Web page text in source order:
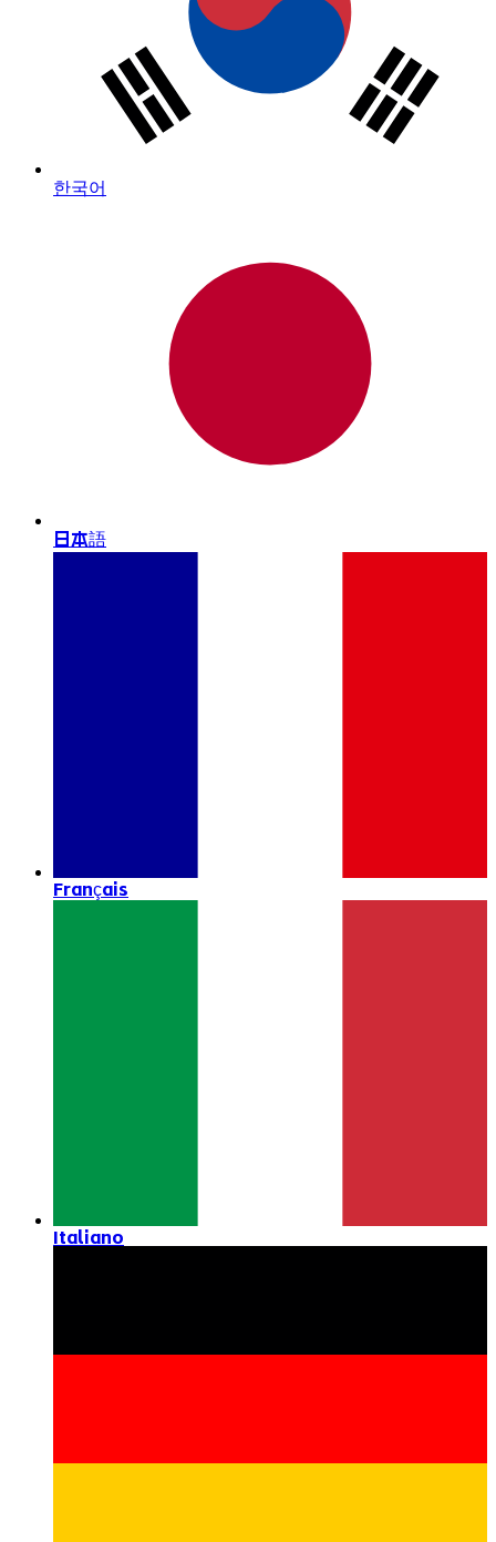
한국어
日本語
Français
Italiano